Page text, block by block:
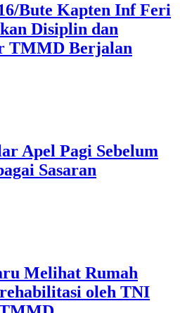
Bute Kapten Inf Feri
Disiplin dan
TMMD Berjalan
Apel Pagi Sebelum
Sasaran
Melihat Rumah
oleh TNI